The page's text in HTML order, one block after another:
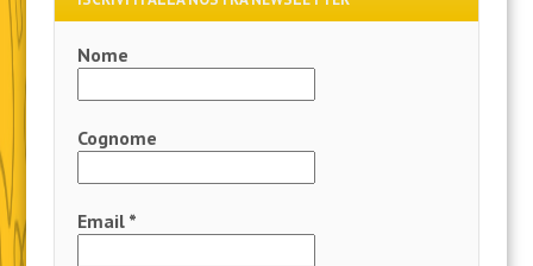
Nome
Cognome
Email *